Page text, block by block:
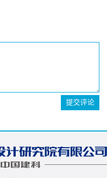
提交评论